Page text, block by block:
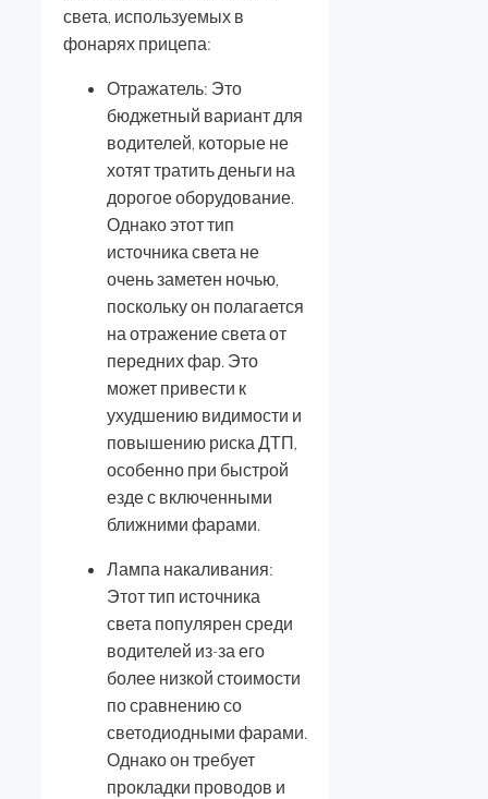
света, используемых в
фонарях прицепа:
Отражатель: Это
бюджетный вариант для
водителей, которые не
хотят тратить деньги на
дорогое оборудование.
Однако этот тип
источника света не
очень заметен ночью,
поскольку он полагается
на отражение света от
передних фар. Это
может привести к
ухудшению видимости и
повышению риска ДТП,
особенно при быстрой
езде с включенными
ближними фарами.
Лампа накаливания:
Этот тип источника
света популярен среди
водителей из-за его
более низкой стоимости
по сравнению со
светодиодными фарами.
Однако он требует
прокладки проводов и